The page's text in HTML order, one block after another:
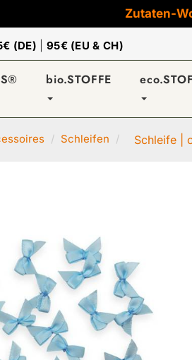
Zutaten-
(DE) 95€ (EU & CH)
bio.STOFFE
Schleifen Schleife |